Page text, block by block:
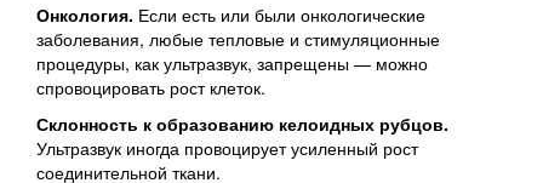
Онкология. Если есть или были онкологические
заболевания, любые тепловые и стимуляционные
процедуры, как ультразвук, запрещены — можно
спровоцировать рост клеток.
Склонность к образованию келоидных рубцов.
Ультразвук иногда провоцирует усиленный рост
соединительной ткани.